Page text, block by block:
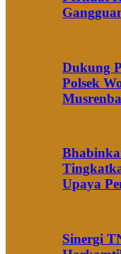
Dukung
Polsek
Upaya
Sinergi